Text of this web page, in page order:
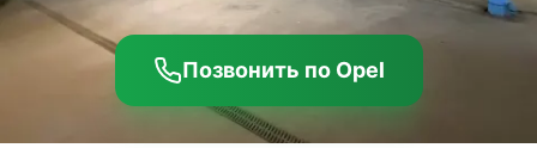
Позвонить по Opel